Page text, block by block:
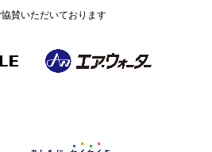
賛いただいております